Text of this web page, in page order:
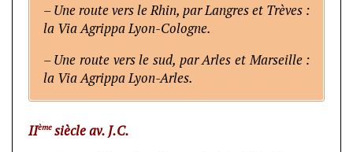
– Une route vers le Rhin, par Langres et Trèves :
la Via Agrippa Lyon-Cologne.
– Une route vers le sud, par Arles et Marseille :
la Via Agrippa Lyon-Arles.
IIème siècle av. J.C.